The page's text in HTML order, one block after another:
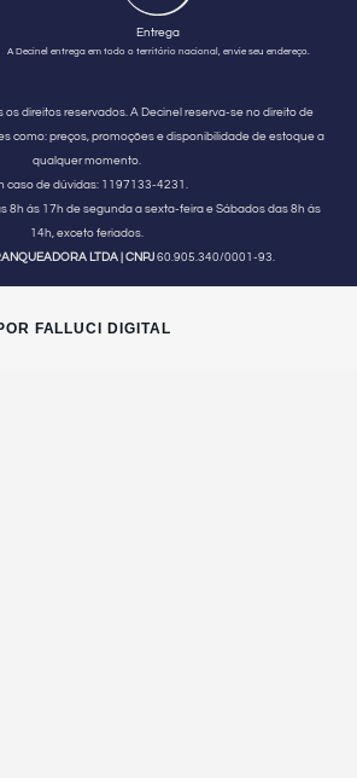
Entrega
A Decinel entrega em todo o território nacional, envie seu endereço.
direitos reservados. A Decinel reserva-se no direito de
como: preços, promoções e disponibilidade de estoque a
qualquer momento.
caso de dúvidas:1197133-4231.
8h às 17h de segunda a sexta-feira e Sábados das 8h às
14h, exceto feriados.
LTDA | CNPJ60.905.340/0001-93.
FALLUCI DIGITAL